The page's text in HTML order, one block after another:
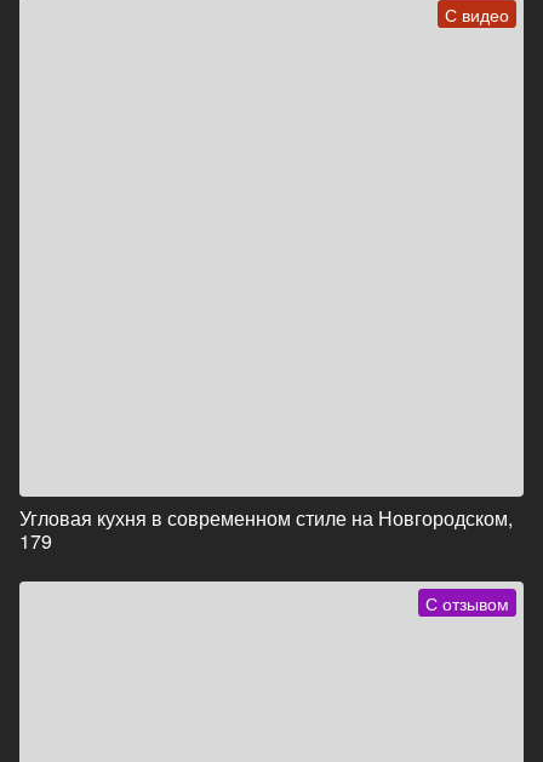
С видео
Угловая кухня в современном стиле на Новгородском,
179
С отзывом